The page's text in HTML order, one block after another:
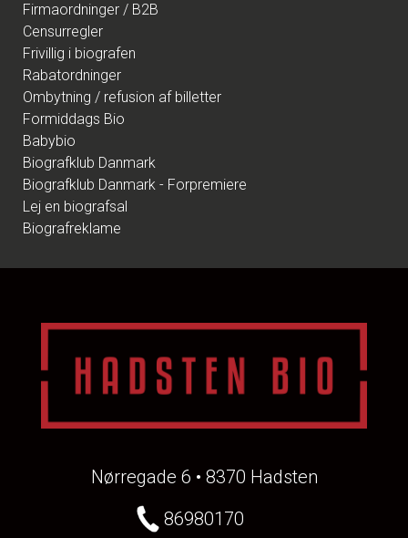
Firmaordninger / B2B
Censurregler
Frivillig i biografen
Rabatordninger
Ombytning / refusion af billetter
Formiddags Bio
Babybio
Biografklub Danmark
Biografklub Danmark - Forpremiere
Lej en biografsal
Biografreklame
Nørregade 6 • 8370 Hadsten
86980170